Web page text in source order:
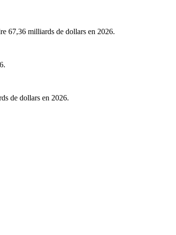
67,36 milliards de dollars en 2026.
de dollars en 2026.